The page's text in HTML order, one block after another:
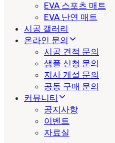
EVA 스포츠 매트
EVA 난연 매트
시공 갤러리
온라인 문의
시공 견적 문의
샘플 신청 문의
지사 개설 문의
공동 구매 문의
커뮤니티
공지사항
이벤트
자료실